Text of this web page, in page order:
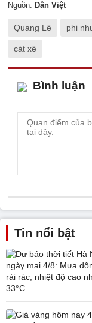
Nguồn: Dân Việt
Quang Lê phi
cát xê
Bình luận
Tin nổi bật